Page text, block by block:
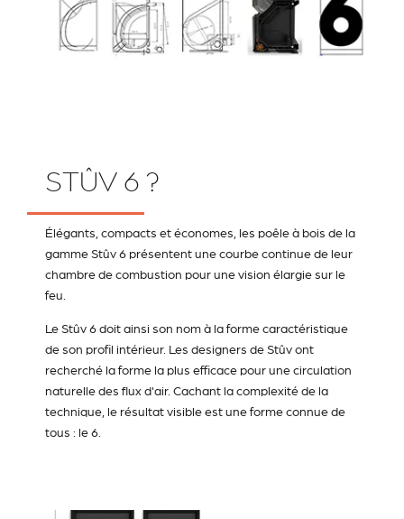
STÛV 6 ?
Élégants, compacts et économes, les poêle à bois de la
gamme Stûv 6 présentent une courbe continue de leur
chambre de combustion pour une vision élargie sur le
feu.
Le Stûv 6 doit ainsi son nom à la forme caractéristique
de son profil intérieur. Les designers de Stûv ont
recherché la forme la plus efficace pour une circulation
naturelle des flux d'air. Cachant la complexité de la
technique, le résultat visible est une forme connue de
tous : le 6.